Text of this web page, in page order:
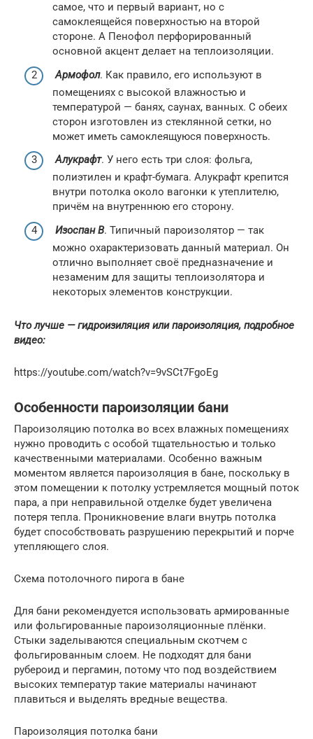
самое, что и первый вариант, но с
самоклеящейся поверхностью на второй
стороне. А Пенофол перфорированный
основной акцент делает на теплоизоляции.
Армофол. Как правило, его используют в
помещениях с высокой влажностью и
температурой — банях, саунах, ванных. С обеих
сторон изготовлен из стеклянной сетки, но
может иметь самоклеящуюся поверхность.
Алукрафт. У него есть три слоя: фольга,
полиэтилен и крафт-бумага. Алукрафт крепится
внутри потолка около вагонки к утеплителю,
причём на внутреннюю его сторону.
Изоспан В. Типичный пароизолятор — так
можно охарактеризовать данный материал. Он
отлично выполняет своё предназначение и
незаменим для защиты теплоизолятора и
некоторых элементов конструкции.
Что лучше — гидроизиляция или пароизоляция, подробное
видео:
https://youtube.com/watch?v=9vSCt7FgoEg
Особенности пароизоляции бани
Пароизоляцию потолка во всех влажных помещениях
нужно проводить с особой тщательностью и только
качественными материалами. Особенно важным
моментом является пароизоляция в бане, поскольку в
этом помещении к потолку устремляется мощный поток
пара, а при неправильной отделке будет увеличена
потеря тепла. Проникновение влаги внутрь потолка
будет способствовать разрушению перекрытий и порче
утепляющего слоя.
Схема потолочного пирога в бане
Для бани рекомендуется использовать армированные
или фольгированные пароизоляционные плёнки.
Стыки заделываются специальным скотчем с
фольгированным слоем. Не подходят для бани
рубероид и пергамин, потому что под воздействием
высоких температур такие материалы начинают
плавиться и выделять вредные вещества.
Пароизоляция потолка бани